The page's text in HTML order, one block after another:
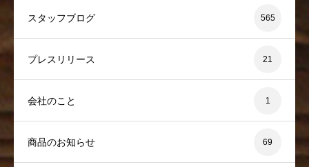
スタッフブログ 565
プレスリリース 21
会社のこと 1
商品のお知らせ 69